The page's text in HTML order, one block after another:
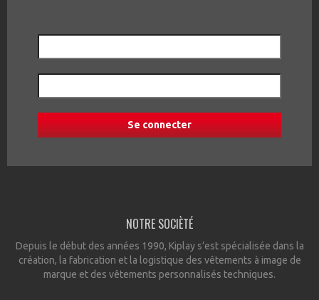
NOTRE SOCIÈTÉ
Depuis le début des années 1990, Kiplay s’est spécialisée dans la
création, la fabrication et la logistique des vêtements à image de
marque et des vêtements personnalisés techniques.